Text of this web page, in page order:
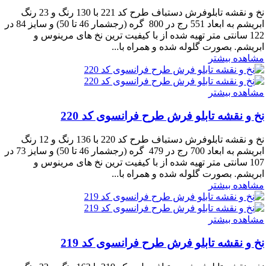
نخ و نقشه تابلوفرش دستباف طرح کد 221 با 130 رنگ و 23 رنگ
ابریشم به ابعاد 551 رج در 800 گره (رجشمار 46 تا 50) و سایز 84 در
122 سانتی متر تهیه شده از با کیفیت ترین نخ های مرینوس و
ابریشم. بصورت گلوله شده و همراه با...
مشاهده بیشتر
مشاهده بیشتر
نخ و نقشه تابلو فرش طرح فرانسوی کد 220
نخ و نقشه تابلوفرش دستباف طرح کد 220 با 136 رنگ و 12 رنگ
ابریشم به ابعاد 700 رج در 479 گره (رجشمار 46 تا 50) و سایز 73 در
107 سانتی متر تهیه شده از با کیفیت ترین نخ های مرینوس و
ابریشم. بصورت گلوله شده و همراه با...
مشاهده بیشتر
مشاهده بیشتر
نخ و نقشه تابلو فرش طرح فرانسوی کد 219